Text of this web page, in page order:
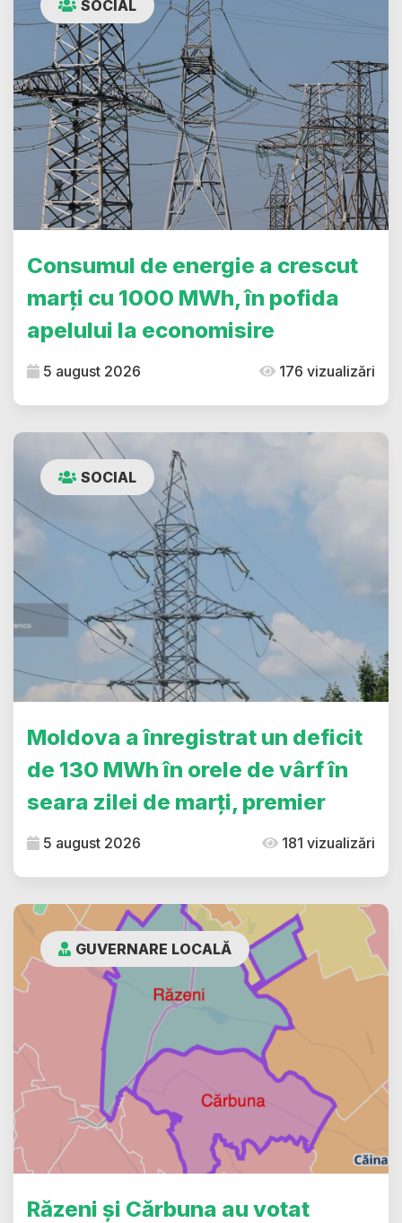
SOCIAL
Consumul de energie a crescut
marți cu 1000 MWh, în pofida
apelului la economisire
5 august 2026 176 vizualizări
SOCIAL
Moldova a înregistrat un deficit
de 130 MWh în orele de vârf în
seara zilei de marți, premier
5 august 2026 181 vizualizări
GUVERNARE LOCALĂ
Răzeni și Cărbuna au votat